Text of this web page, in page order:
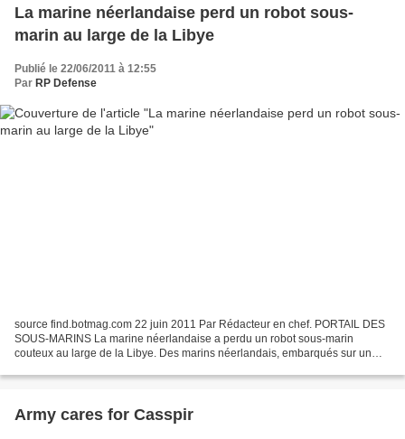
La marine néerlandaise perd un robot sous-
marin au large de la Libye
Publié le 22/06/2011 à 12:55
Par RP Defense
source find.botmag.com 22 juin 2011 Par Rédacteur en chef. PORTAIL DES
SOUS-MARINS La marine néerlandaise a perdu un robot sous-marin
couteux au large de la Libye. Des marins néerlandais, embarqués sur un
Army cares for Casspir